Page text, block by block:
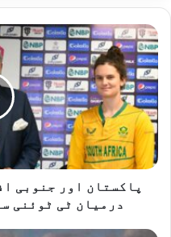
پ
ا
ک
س
ت
ا
ن
ا
و
پاکستان اور جنوبی
درمیان ٹی ٹوئنی